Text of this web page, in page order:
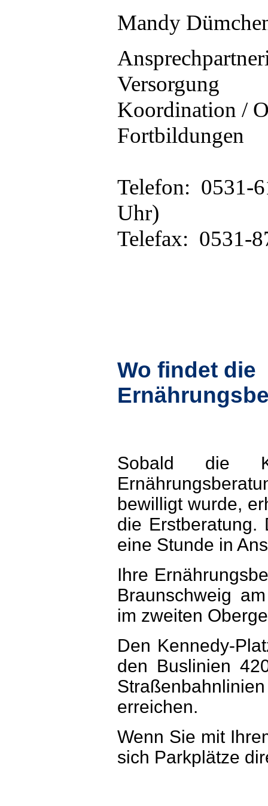
Mandy
Versorgung
Koordination /
Fortbildungen
Telefon: 0531-
Uhr)
Telefax: 0531-
Wo findet die
Sobald die
bewilligt wurde,
die Erstberatung.
eine Stunde in
Ihre
Braunschweig
im zweiten
Den Kennedy-
den Buslinien
erreichen.
Wenn Sie mit
sich Parkplätze